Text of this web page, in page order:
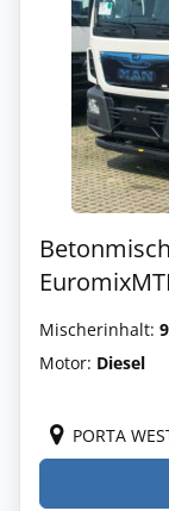
Mischerinhalt:
Motor: Diesel
PORTA